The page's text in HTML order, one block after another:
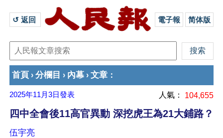
↺ 返回 電子報 简体版
首頁 › 分欄目 › 內幕 › 文章 ：
2025年11月3日發表 人氣： 104,655
四中全會後11高官異動 深挖虎王為21大鋪路？
伍宇亮